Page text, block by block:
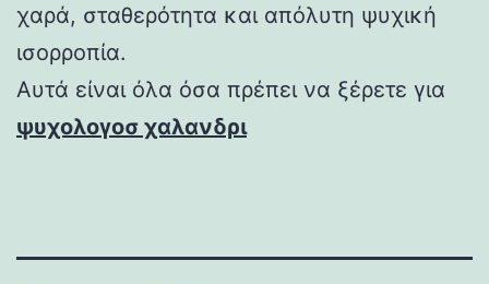
χαρά, σταθερότητα και απόλυτη ψυχική
ισορροπία.
Αυτά είναι όλα όσα πρέπει να ξέρετε για
ψυχολογοσ χαλανδρι